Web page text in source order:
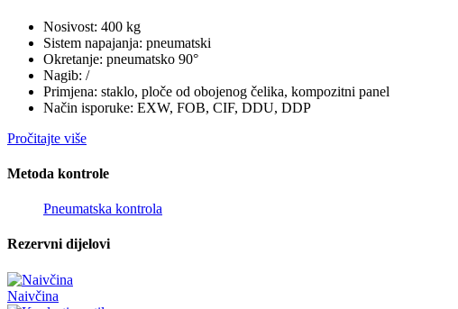
Nosivost: 400 kg
Sistem napajanja: pneumatski
Okretanje: pneumatsko 90°
Nagib: /
Primjena: staklo, ploče od obojenog čelika, kompozitni panel
Način isporuke: EXW, FOB, CIF, DDU, DDP
Pročitajte više
Metoda kontrole
Pneumatska kontrola
Rezervni dijelovi
Naivčina